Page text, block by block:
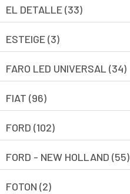
EL DETALLE (33)
ESTEIGE (3)
FARO LED UNIVERSAL (34)
FIAT (96)
FORD (102)
FORD - NEW HOLLAND (55)
FOTON (2)